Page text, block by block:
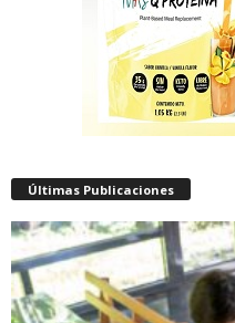
Últimas Publicaciones